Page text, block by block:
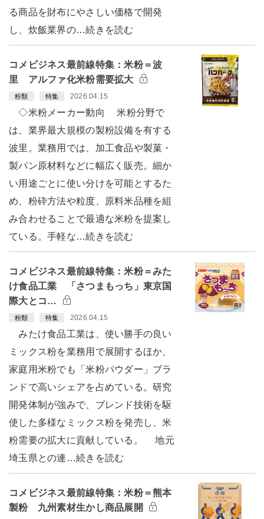
る商品を財布にやさしい価格で開発
し、炊飯業界の…続きを読む
コメビジネス最前線特集：米粉＝波
里 アルファ化米粉需要拡大
粉類 特集 2026.04.15
◇米粉メーカー動向 米粉分野で
は、業界最大規模の製粉設備を有する
波里。業務用では、加工食品や製菓・
製パン原材料などに幅広く販売。細か
い用途ごとに使い分けを可能とするた
め、粉砕方法や粒度、原料米品種を組
み合わせることで最適な米粉を提案し
ている。手軽な…続きを読む
コメビジネス最前線特集：米粉＝みた
け食品工業 「さつまもっち」東京国
際大とコ…
粉類 特集 2026.04.15
みたけ食品工業は、使い勝手の良い
ミックス粉を業務用で展開するほか、
家庭用米粉でも「米粉パウダー」ブラ
ンドで高いシェアを占めている。研究
開発体制が強みで、ブレンド技術を駆
使した多様なミックス粉を発売し、米
粉需要の拡大に貢献している。 地元
埼玉県との連…続きを読む
コメビジネス最前線特集：米粉＝熊本
製粉 九州素材生かし商品展開